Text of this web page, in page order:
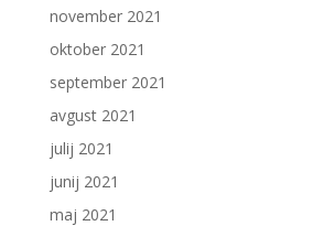
november 2021
oktober 2021
september 2021
avgust 2021
julij 2021
junij 2021
maj 2021